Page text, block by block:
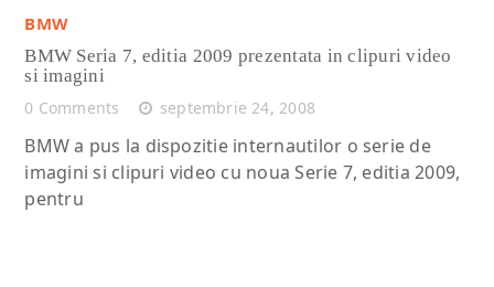
BMW
BMW Seria 7, editia 2009 prezentata in clipuri video
si imagini
0 Comments
septembrie 24, 2008
BMW a pus la dispozitie internautilor o serie de
imagini si clipuri video cu noua Serie 7, editia 2009,
pentru